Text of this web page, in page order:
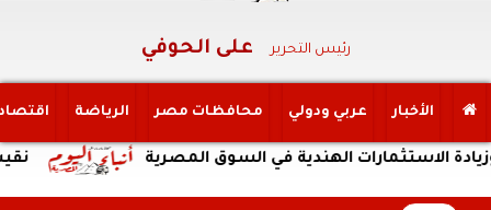
رئيس التحرير على الحوفي
الأخبار عربي ودولي محافظات مصر الرياضة
نقيب الهندية في السوق المصرية